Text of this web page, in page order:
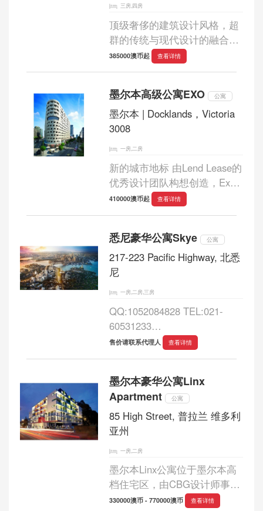
三房,四房
顶级奢侈的建筑设计风格，超
群的传统与现代设计的融合，
使用土色调和木材，由澳洲顶
级开发商Lend Lease打造的豪
位于墨尔本CBD的东北部30公
里处，处在Plen...
385000澳币起 查看详情
墨尔本高级公寓EXO 公寓
墨尔本 | Docklands，Victoria
3008
一房,二房
新的城市地标 由Lend Lease的
优秀设计团队构想创造，Exo
的独特造型灵感来源于自然植
物的豆荚、叶子脉络以及流水
般的造型而倍受关注Collins和
Merchant大街来往...
410000澳币起 查看详情
悉尼豪华公寓Skye 公寓
217-223 Pacific Highway, 北悉
尼
一房,二房,三房
QQ:1052084828 TEL:021-
60531233
Mail:info@ausproperty.cn 或联
系开发商授权中介...
售价请联系代理人 查看详情
墨尔本豪华公寓Linx
Apartment
公寓
85 High Street, 普拉兰 维多利
亚州
一房,二房
墨尔本Linx公寓位于墨尔本高
档住宅区，由CBG设计师事务
所和MGS（McGauran
330000澳币 - 770000澳币 查看详情